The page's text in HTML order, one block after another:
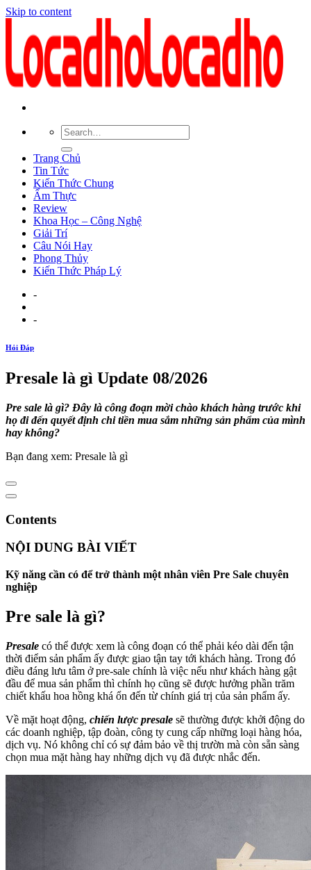
Skip to content
Trang Chủ
Tin Tức
Kiến Thức Chung
Ẩm Thực
Review
Khoa Học – Công Nghệ
Giải Trí
Câu Nói Hay
Phong Thủy
Kiến Thức Pháp Lý
-
-
Hỏi Đáp
Presale là gì Update 08/2026
Pre sale là gì? Đây là công đoạn mời chào khách hàng trước khi
họ đi đến quyết định chi tiền mua sắm những sản phẩm của mình
hay không?
Bạn đang xem: Presale là gì
Contents
NỘI DUNG BÀI VIẾT
Kỹ năng cần có để trở thành một nhân viên Pre Sale chuyên
nghiệp
Pre sale là gì?
Presale có thể được xem là công đoạn có thể phải kéo dài đến tận
thời điểm sản phẩm ấy được giao tận tay tới khách hàng. Trong đó
điều đáng lưu tâm ở pre-sale chính là việc nếu như khách hàng gật
đầu để mua sản phẩm thì chính họ cũng sẽ được hưởng phần trăm
chiết khấu hoa hồng khá ổn đến từ chính giá trị của sản phẩm ấy.
Về mặt hoạt động, chiến lược presale sẽ thường được khởi động do
các doanh nghiệp, tập đoàn, công ty cung cấp những loại hàng hóa,
dịch vụ. Nó không chỉ có sự đảm bảo về thị trườn mà còn sẵn sàng
chọn mua mặt hàng hay những dịch vụ đã được nhắc đến.